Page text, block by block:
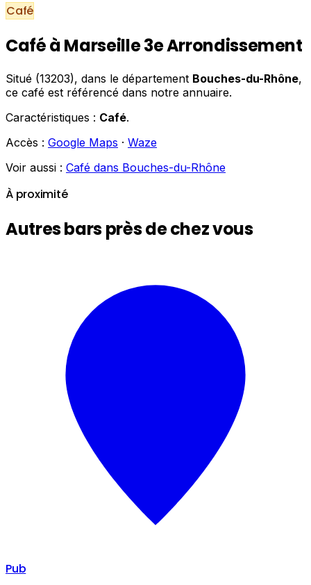
Café
Café à Marseille 3e Arrondissement
Situé (13203), dans le département Bouches-du-Rhône,
ce café est référencé dans notre annuaire.
Caractéristiques : Café.
Accès : Google Maps · Waze
Voir aussi : Café dans Bouches-du-Rhône
À proximité
Autres bars près de chez vous
Pub